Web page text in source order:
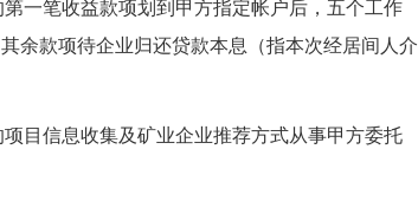
一笔收益款项划到甲方指定帐户后，五个工作
余款项待企业归还贷款本息（指本次经居间人介
目信息收集及矿业企业推荐方式从事甲方委托